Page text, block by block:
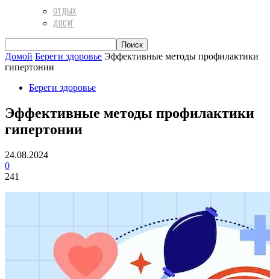
ОТДЫХ
ДОСУГ
Домой Береги здоровье Эффективные методы профилактики
гипертонии
Береги здоровье
Эффективные методы профилактики
гипертонии
24.08.2024
0
241